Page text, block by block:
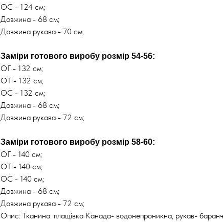
ОС - 124 см;
Довжина - 68 см;
Довжина рукава - 70 см;
Заміри готового виробу розмір 54-56:
ОГ - 132 см;
ОТ - 132 см;
ОС - 132 см;
Довжина - 68 см;
Довжина рукава - 72 см;
Заміри готового виробу розмір 58-60:
ОГ - 140 см;
ОТ - 140 см;
ОС - 140 см;
Довжина - 68 см;
Довжина рукава - 72 см;
Опис: Тканина: плащівка Канада- водонепроникна, рукав-